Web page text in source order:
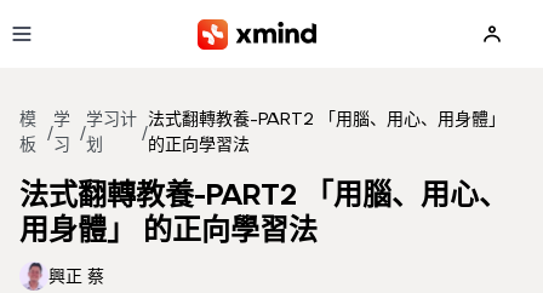
模
板
/
学
习
/
学习计
划
/
法式翻轉教養-PART2 「用腦、用心、用身體」
的正向學習法
法式翻轉教養-PART2 「用腦、用心、
用身體」 的正向學習法
興正 蔡